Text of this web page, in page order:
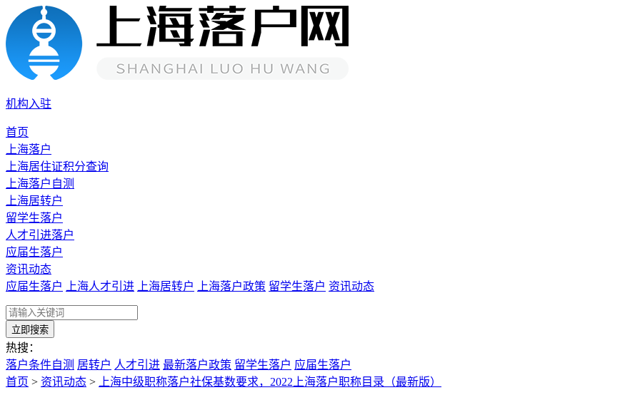
机构入驻
首页
上海落户
上海居住证积分查询
上海落户自测
上海居转户
留学生落户
人才引进落户
应届生落户
资讯动态
应届生落户
上海人才引进 上海居转户 上海落户政策 留学生落户 资讯动态
立即搜索
热搜：
落户条件自测 居转户 人才引进 最新落户政策 留学生落户 应届生落户
首页 > 资讯动态 > 上海中级职称落户社保基数要求，2022上海落户职称目录（最新版）